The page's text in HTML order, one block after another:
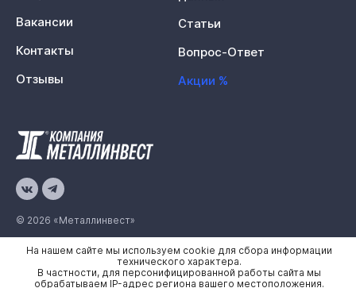
© 2026 «Металлинвест»
Политика конфиденциальности
Карта сайта
Вакансии
Контакты
Отзывы
Статьи
Вопрос-Ответ
Акции %
На нашем сайте мы используем cookie для сбора информации
технического характера.
В частности, для персонифицированной работы сайта мы
обрабатываем IP-адрес региона вашего местоположения.